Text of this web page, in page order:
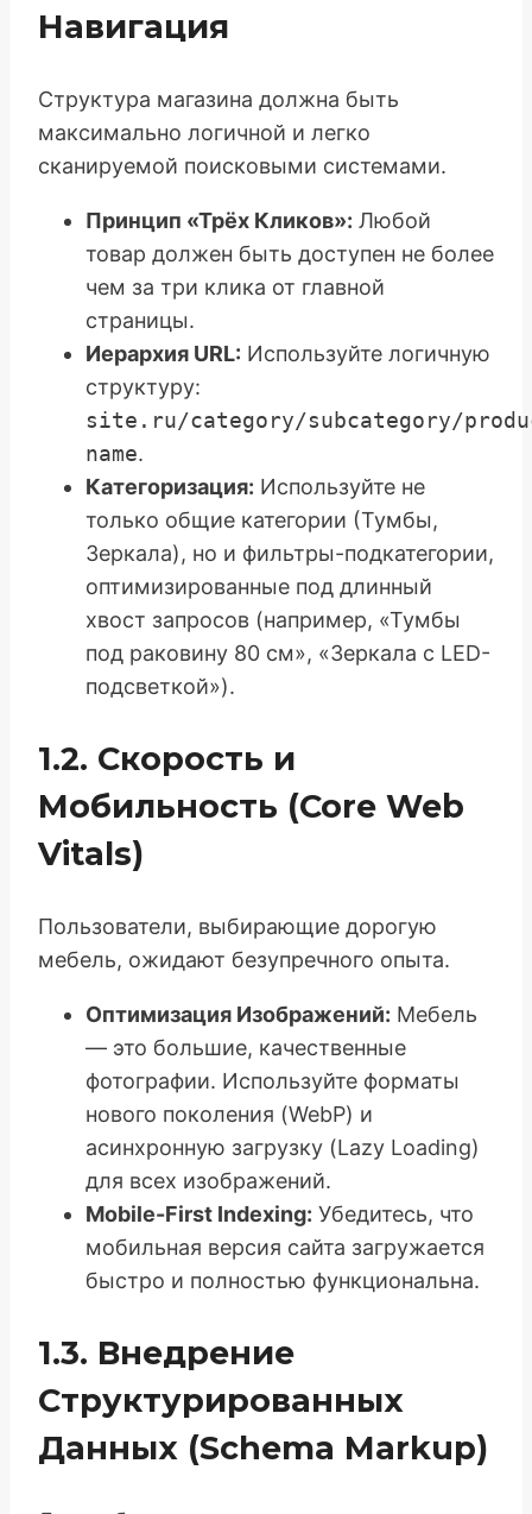
Навигация
Структура магазина должна быть
максимально логичной и легко
сканируемой поисковыми системами.
Принцип «Трёх Кликов»: Любой
товар должен быть доступен не более
чем за три клика от главной
страницы.
Иерархия URL: Используйте логичную
структуру:
site.ru/category/subcategory/
name.
Категоризация: Используйте не
только общие категории (Тумбы,
Зеркала), но и фильтры-подкатегории,
оптимизированные под длинный
хвост запросов (например, «Тумбы
под раковину 80 см», «Зеркала с LED-
подсветкой»).
1.2. Скорость и
Мобильность (Core Web
Vitals)
Пользователи, выбирающие дорогую
мебель, ожидают безупречного опыта.
Оптимизация Изображений: Мебель
— это большие, качественные
фотографии. Используйте форматы
нового поколения (WebP) и
асинхронную загрузку (Lazy Loading)
для всех изображений.
Mobile-First Indexing: Убедитесь, что
мобильная версия сайта загружается
быстро и полностью функциональна.
1.3. Внедрение
Структурированных
Данных (Schema Markup)